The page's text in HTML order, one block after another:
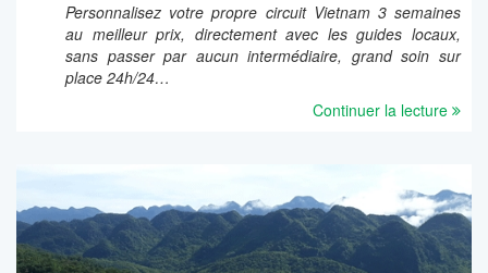
Personnalisez votre propre circuit Vietnam 3 semaines
au meilleur prix, directement avec les guides locaux,
sans passer par aucun intermédiaire, grand soin sur
place 24h/24…
Continuer la lecture